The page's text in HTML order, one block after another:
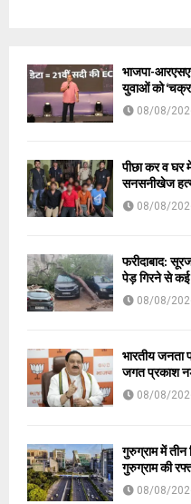
भाजपा-
युवाओं को
08/08/
पीछा कर व घर
सनसनीखेज
08/08/
फरीदाबाद:
पेड़ गिरने से कई
08/08/
भारतीय जनता
जगत प्रकाश
08/08/
गुरुग्राम में तीन
गुरुग्राम की
08/08/